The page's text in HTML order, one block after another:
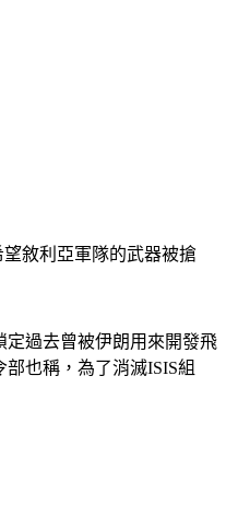
敘利亞軍隊的武器被搶
過去曾被伊朗用來開發飛
也稱，為了消滅ISIS組